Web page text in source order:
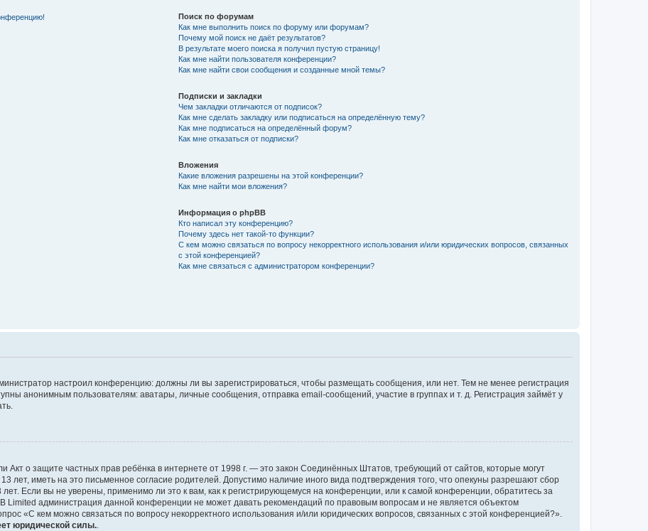
Поиск по форумам
Как мне выполнить поиск по форуму или форумам?
Почему мой поиск не даёт результатов?
В результате моего поиска я получил пустую страницу!
Как мне найти пользователя конференции?
Как мне найти свои сообщения и созданные мной темы?
Подписки и закладки
Чем закладки отличаются от подписок?
Как мне сделать закладку или подписаться на определённую тему?
Как мне подписаться на определённый форум?
Как мне отказаться от подписки?
Вложения
Какие вложения разрешены на этой конференции?
Как мне найти мои вложения?
Информация о phpBB
Кто написал эту конференцию?
Почему здесь нет такой-то функции?
С кем можно связаться по вопросу некорректного использования и/или юридических вопросов, связанных
с этой конференцией?
Как мне связаться с администратором конференции?
настроил конференцию: должны ли вы зарегистрироваться, чтобы размещать сообщения, или нет. Тем не менее регистрация
анонимным пользователям: аватары, личные сообщения, отправка email-сообщений, участие в группах и т. д. Регистрация займёт у
Акт о защите частных прав ребёнка в интернете от 1998 г. — это закон Соединённых Штатов, требующий от сайтов, которые могут
иметь на это письменное согласие родителей. Допустимо наличие иного вида подтверждения того, что опекуны разрешают сбор
Если вы не уверены, применимо ли это к вам, как к регистрирующемуся на конференции, или к самой конференции, обратитесь за
Limited администрация данной конференции не может давать рекомендаций по правовым вопросам и не является объектом
«С кем можно связаться по вопросу некорректного использования и/или юридических вопросов, связанных с этой конференцией?».
юридической силы.